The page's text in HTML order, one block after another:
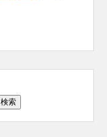
e
n
er
gr
a
検索